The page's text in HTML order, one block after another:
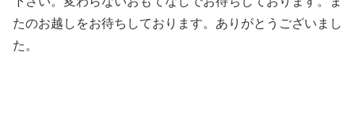
たのお越しをお待ちしております。ありがとうございまし
た。